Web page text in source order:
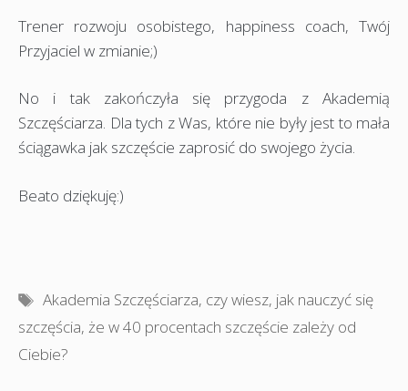
Trener rozwoju osobistego, happiness coach, Twój
Przyjaciel w zmianie;)
No i tak zakończyła się przygoda z Akademią
Szczęściarza. Dla tych z Was, które nie były jest to mała
ściągawka jak szczęście zaprosić do swojego życia.
Beato dziękuję:)
Tagi
Akademia Szczęściarza, czy wiesz, jak nauczyć się
szczęścia, że w 40 procentach szczęście zależy od
Ciebie?